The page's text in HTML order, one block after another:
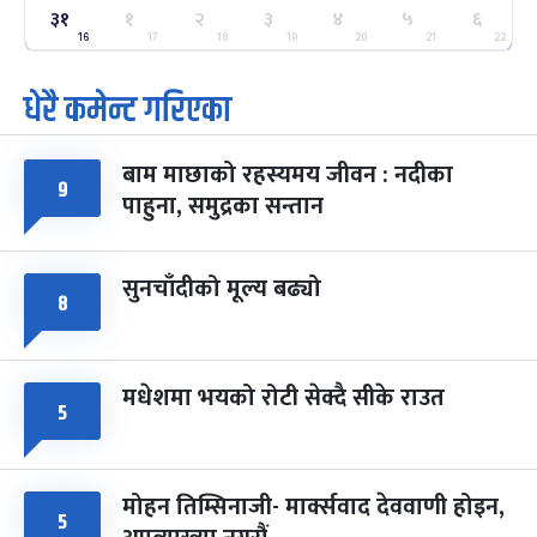
२५
मंगल
ग्याल्पो ल्होसार
फाल्गुन २५, २०८३ Mar 9, 2027
७ महिना बाँकी
७
आइत
पूर्णिमा व्रत
चैत्र ७, २०८३-Mar 21, 2027
८ फागुपूर्णिमा
चैत्र ८, २०८३-Mar 22, 2027
७ महिना बाँकी
३१
16
१
17
२
18
३
19
४
20
५
21
६
22
धेरै कमेन्ट गरिएका
९ बाम माछाको रहस्यमय जीवन : नदीका
पाहुना, समुद्रका सन्तान
८ सुनचाँदीको मूल्य बढ्यो
५ मधेशमा भयको रोटी सेक्दै सीके राउत
५ मोहन तिम्सिनाजी- मार्क्सवाद देववाणी होइन,